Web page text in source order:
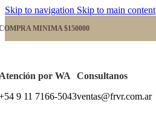
Skip to navigation Skip to main content
MINIMA $150000
por WA
9 11 7166-5043
Consultanos
ventas@frvr.com.ar